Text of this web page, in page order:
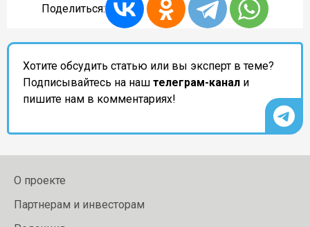
Поделиться:
Хотите обсудить статью или вы эксперт в теме?
Подписывайтесь на наш телеграм-канал и
пишите нам в комментариях!
О проекте
Партнерам и инвесторам